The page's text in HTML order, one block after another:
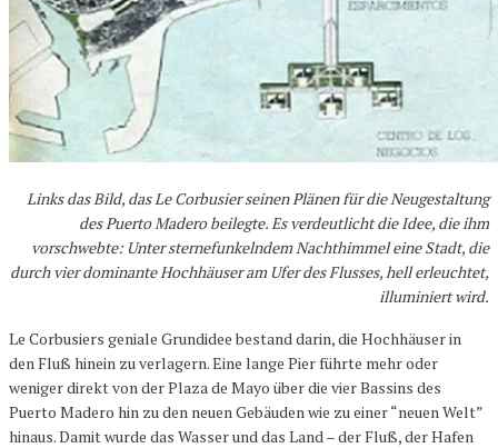
Links das Bild, das Le Corbusier seinen Plänen für die Neugestaltung
des Puerto Madero beilegte. Es verdeutlicht die Idee, die ihm
vorschwebte: Unter sternefunkelndem Nachthimmel eine Stadt, die
durch vier dominante Hochhäuser am Ufer des Flusses, hell erleuchtet,
illuminiert wird.
Le Corbusiers geniale Grundidee bestand darin, die Hochhäuser in
den Fluß hinein zu verlagern. Eine lange Pier führte mehr oder
weniger direkt von der Plaza de Mayo über die vier Bassins des
Puerto Madero hin zu den neuen Gebäuden wie zu einer “neuen Welt”
hinaus. Damit wurde das Wasser und das Land – der Fluß, der Hafen